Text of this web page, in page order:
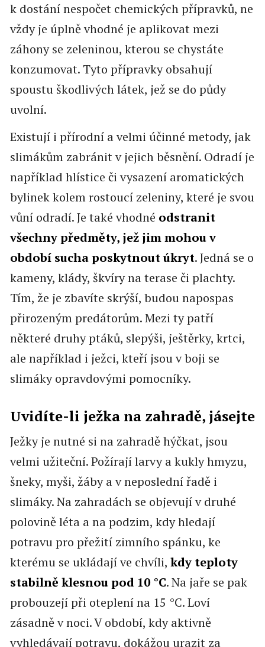
k dostání nespočet chemických přípravků, ne
vždy je úplně vhodné je aplikovat mezi
záhony se zeleninou, kterou se chystáte
konzumovat. Tyto přípravky obsahují
spoustu škodlivých látek, jež se do půdy
uvolní.
Existují i přírodní a velmi účinné metody, jak
slimákům zabránit v jejich běsnění. Odradí je
například hlístice či vysazení aromatických
bylinek kolem rostoucí zeleniny, které je svou
vůní odradí. Je také vhodné odstranit
všechny předměty, jež jim mohou v
období sucha poskytnout úkryt. Jedná se o
kameny, klády, škvíry na terase či plachty.
Tím, že je zbavíte skrýší, budou napospas
přirozeným predátorům. Mezi ty patří
některé druhy ptáků, slepýši, ještěrky, krtci,
ale například i ježci, kteří jsou v boji se
slimáky opravdovými pomocníky.
Uvidíte-li ježka na zahradě, jásejte
Ježky je nutné si na zahradě hýčkat, jsou
velmi užiteční. Požírají larvy a kukly hmyzu,
šneky, myši, žáby a v neposlední řadě i
slimáky. Na zahradách se objevují v druhé
polovině léta a na podzim, kdy hledají
potravu pro přežití zimního spánku, ke
kterému se ukládají ve chvíli, kdy teploty
stabilně klesnou pod 10 °C. Na jaře se pak
probouzejí při oteplení na 15 °C. Loví
zásadně v noci. V období, kdy aktivně
vyhledávají potravu, dokážou urazit za